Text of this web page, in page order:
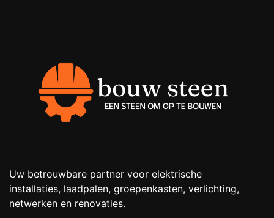
Uw betrouwbare partner voor elektrische
installaties, laadpalen, groepenkasten, verlichting,
netwerken en renovaties.